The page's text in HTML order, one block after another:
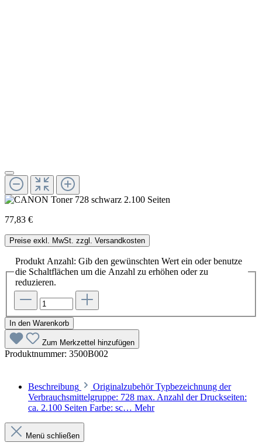
77,83 €
Preise exkl. MwSt. zzgl. Versandkosten
Produkt Anzahl: Gib den gewünschten Wert ein oder benutze
die Schaltflächen um die Anzahl zu erhöhen oder zu
reduzieren.
In den Warenkorb
Zum Merkzettel hinzufügen
Produktnummer: 3500B002
Beschreibung
Originalzubehör Typbezeichnung der
Verbrauchsmittelgruppe: 728 max. Anzahl der Druckseiten:
ca. 2.100 Seiten Farbe: sc… Mehr
Menü schließen